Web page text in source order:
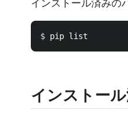
インストール済みの
$
インストー